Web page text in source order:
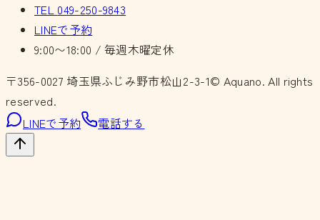
TEL 049-250-9843
LINEで予約
9:00〜18:00 / 毎週木曜定休
〒356-0027 埼玉県ふじみ野市松山2-3-1© Aquano. All rights
reserved.
LINEで予約
電話する